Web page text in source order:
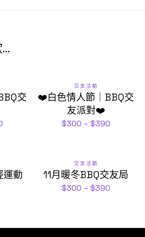
交
交友活動
❤️白色情人節｜BBQ交
友派對❤️
$300 – $390
動
交友活動
11月暖冬BBQ交友局
$300 – $390